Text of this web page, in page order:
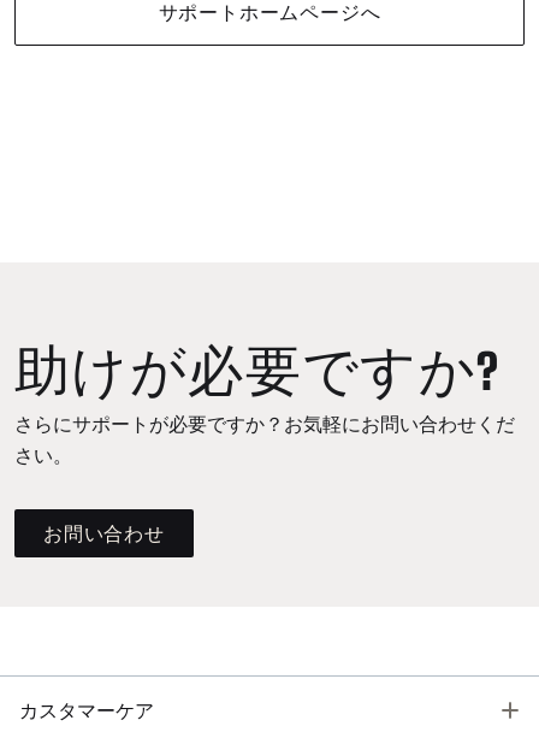
サポートホームページへ
助けが必要ですか?
さらにサポートが必要ですか？お気軽にお問い合わせくだ
さい。
お問い合わせ
カスタマーケア